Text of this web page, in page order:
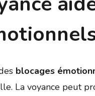
blocages
La voyance peut